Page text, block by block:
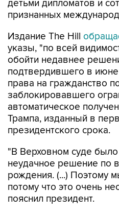
Издание The Hill
обойти недавнее
подтвердившего в июне
права на гражданство
заблокировавшего
автоматическое
Трампа, изданный в
президентского срока.
"В Верховном суде было
рождения. (...) Поэтому
потому что это очень
пояснил президент.
Газета отмечает, что